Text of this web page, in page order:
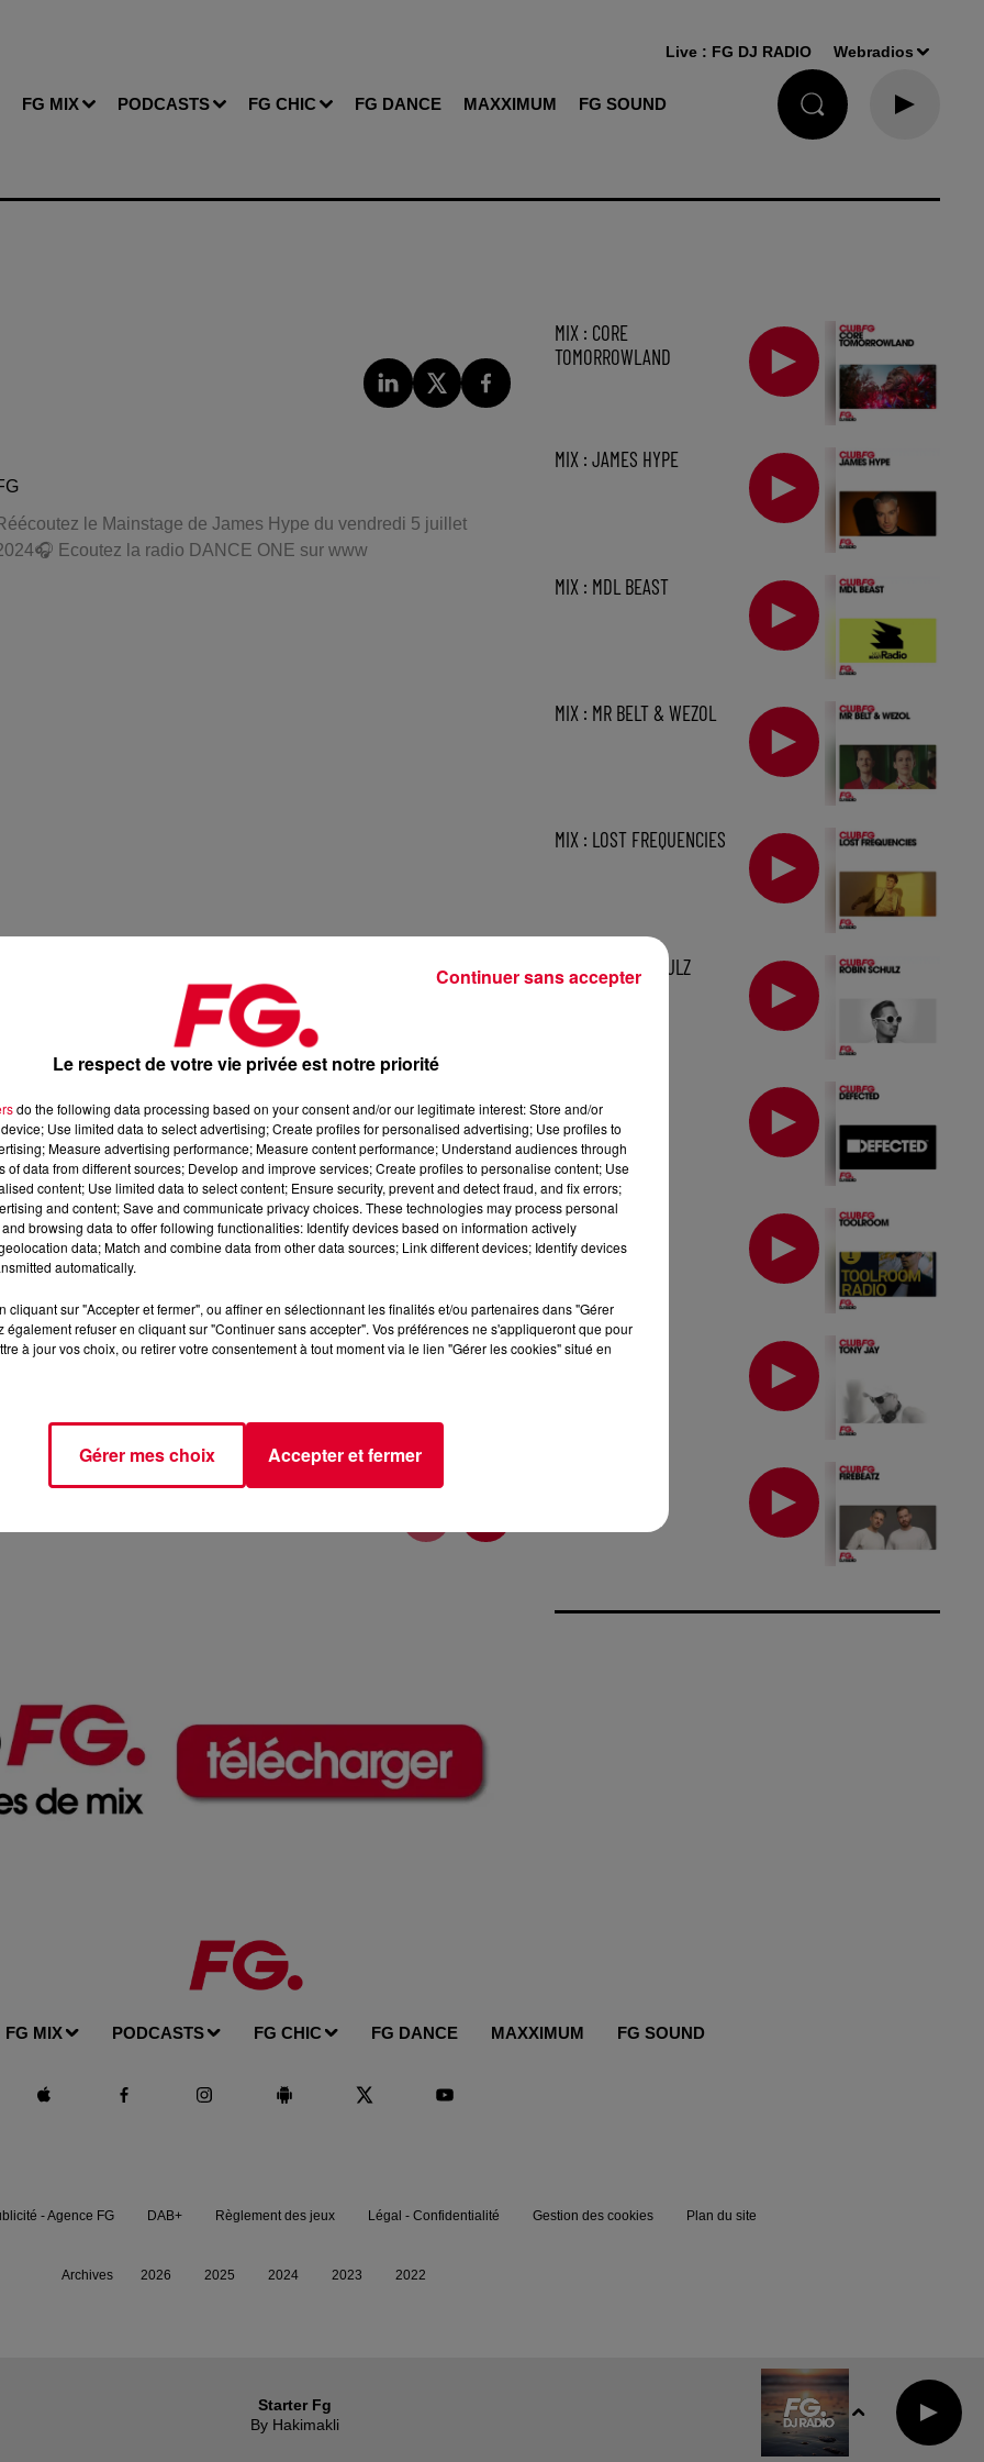
FG MIX PODCASTS FG CHIC FG DANCE MAXXIMUM FG SOUND
Live : FG DJ RADIO Webradios
le Mainstage de James Hype du vendredi 5 juillet
Ecoutez la radio DANCE ONE sur www
2024
et sur l’Application FG (IOShttps://urlz.fr/hhZxGoogle Play
pour plus d'informations.
MIX : CORE
TOMORROWLAND
MIX : JAMES HYPE
MIX : MDL BEAST
MIX : MR BELT & WEZOL
MIX : LOST FREQUENCIES
MIX : ROBIN SCHULZ
MIX : TOOLROOM
MIX : TONY JAY
FG MIX PODCASTS FG CHIC FG DANCE MAXXIMUM FG SOUND
Starter Fg
By Hakimakli
- Agence FG DAB+ Règlement des jeux Légal - Confidentialité Gestion des cookies Plan du site
Archives 2026 2025 2024 2023 2022
Le respect de votre vie privée est notre priorité
do the following data processing based on your consent and/or our legitimate interest: Store and/or
Use limited data to select advertising; Create profiles for personalised advertising; Use profiles to
Measure advertising performance; Measure content performance; Understand audiences through
of data from different sources; Develop and improve services; Create profiles to personalise content; Use
content; Use limited data to select content; Ensure security, prevent and detect fraud, and fix errors;
and content; Save and communicate privacy choices. These technologies may process personal
browsing data to offer following functionalities: Identify devices based on information actively
data; Match and combine data from other data sources; Link different devices; Identify devices
automatically.
cliquant sur "Accepter et fermer", ou affiner en sélectionnant les finalités et/ou partenaires dans "Gérer
également refuser en cliquant sur "Continuer sans accepter". Vos préférences ne s'appliqueront que pour
à jour vos choix, ou retirer votre consentement à tout moment via le lien "Gérer les cookies" situé en
Gérer mes choix Accepter et fermer
Continuer sans accepter